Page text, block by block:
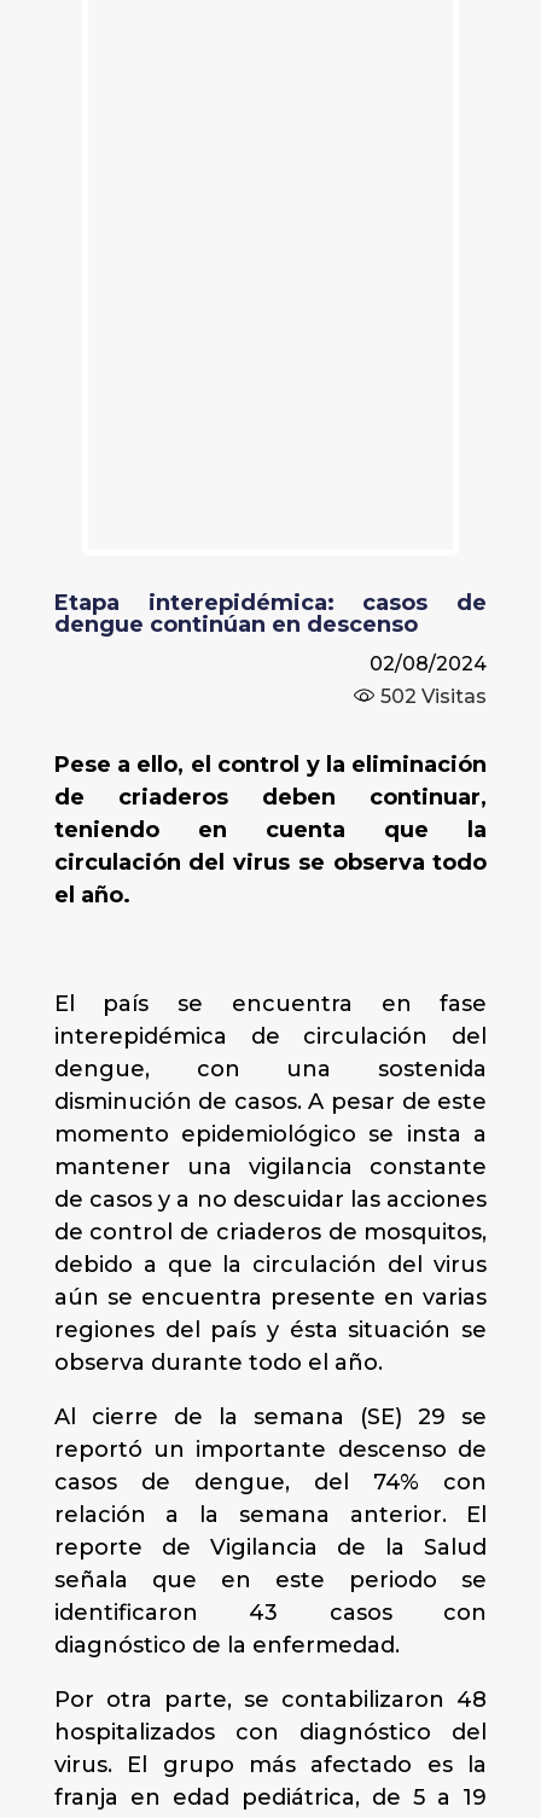
Etapa interepidémica: casos de
dengue continúan en descenso
02/08/2024
502 Visitas
Pese a ello, el control y la eliminación
de criaderos deben continuar,
teniendo en cuenta que la
circulación del virus se observa todo
el año.
El país se encuentra en fase
interepidémica de circulación del
dengue, con una sostenida
disminución de casos. A pesar de este
momento epidemiológico se insta a
mantener una vigilancia constante
de casos y a no descuidar las acciones
de control de criaderos de mosquitos,
debido a que la circulación del virus
aún se encuentra presente en varias
regiones del país y ésta situación se
observa durante todo el año.
Al cierre de la semana (SE) 29 se
reportó un importante descenso de
casos de dengue, del 74% con
relación a la semana anterior. El
reporte de Vigilancia de la Salud
señala que en este periodo se
identificaron 43 casos con
diagnóstico de la enfermedad.
Por otra parte, se contabilizaron 48
hospitalizados con diagnóstico del
virus. El grupo más afectado es la
franja en edad pediátrica, de 5 a 19